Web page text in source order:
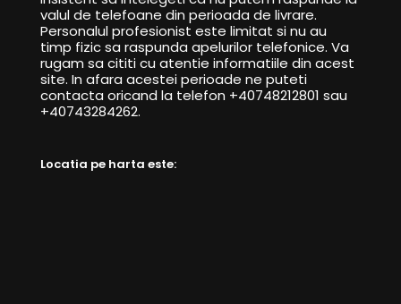
valul de telefoane din perioada de livrare.
Personalul profesionist este limitat si nu au
timp fizic sa raspunda apelurilor telefonice. Va
rugam sa cititi cu atentie informatiile din acest
site. In afara acestei perioade ne puteti
contacta oricand la telefon +40748212801 sau
+40743284262.
Locatia pe harta este: